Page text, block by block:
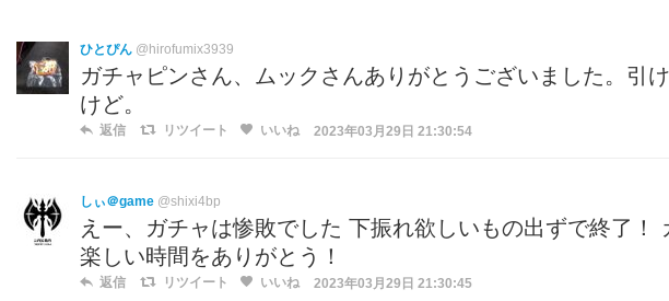
ひとぴん @hirofumix3939
ガチャピンさん、ムックさんありがとうございました。引
けど。
返信 リツイート いいね 2023年03月29日 21:30:54
しぃ＠game @shixi4bp
えー、ガチャは惨敗でした 下振れ欲しいもの出ずで終了！
楽しい時間をありがとう！
返信 リツイート いいね 2023年03月29日 21:30:45